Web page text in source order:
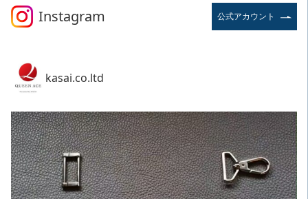
Instagram 公式アカウント
kasai.co.ltd